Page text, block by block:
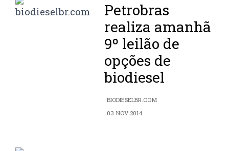
Petrobras
realiza amanhã
9º leilão de
opções de
biodiesel
BIODIESELBR.COM
03 NOV 2014